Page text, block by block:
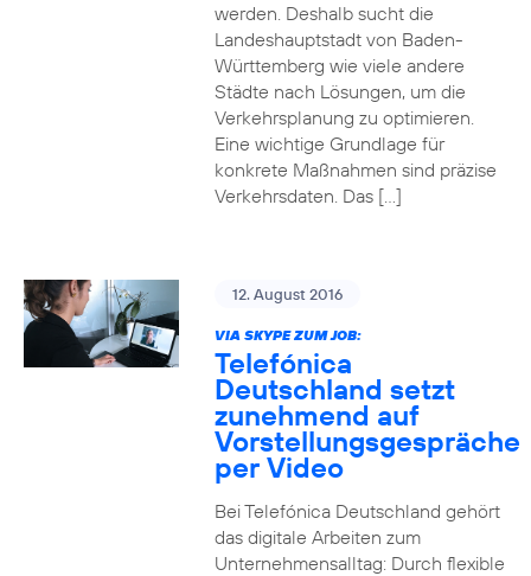
werden. Deshalb sucht die
Landeshauptstadt von Baden-
Württemberg wie viele andere
Städte nach Lösungen, um die
Verkehrsplanung zu optimieren.
Eine wichtige Grundlage für
konkrete Maßnahmen sind präzise
Verkehrsdaten. Das […]
12. August 2016
VIA SKYPE ZUM JOB:
Telefónica
Deutschland setzt
zunehmend auf
Vorstellungsgespräche
per Video
Bei Telefónica Deutschland gehört
das digitale Arbeiten zum
Unternehmensalltag: Durch flexible